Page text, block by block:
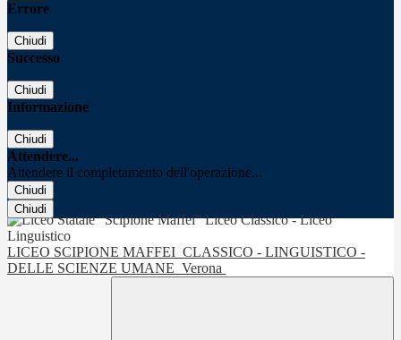
Errore
Chiudi
Successo
Chiudi
Informazione
Chiudi
Attendere...
Attendere il completamento dell'operazione...
Chiudi
Chiudi
LICEO SCIPIONE MAFFEI CLASSICO - LINGUISTICO -
DELLE SCIENZE UMANE Verona